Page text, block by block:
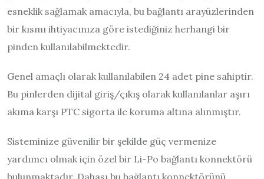
esneklik sağlamak amacıyla, bu bağlantı arayüzlerinden
bir kısmı ihtiyacınıza göre istediğiniz herhangi bir
pinden kullanılabilmektedir.
Genel amaçlı olarak kullanılabilen 24 adet pine sahiptir.
Bu pinlerden dijital giriş/çıkış olarak kullanılanlar aşırı
akıma karşı PTC sigorta ile koruma altına alınmıştır.
Sisteminize güvenilir bir şekilde güç vermenize
yardımcı olmak için özel bir Li-Po bağlantı konnektörü
bulunmaktadır. Dahası bu bağlantı konnektörünü